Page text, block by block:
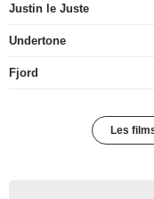
Justin le Juste
Undertone
Fjord
Les